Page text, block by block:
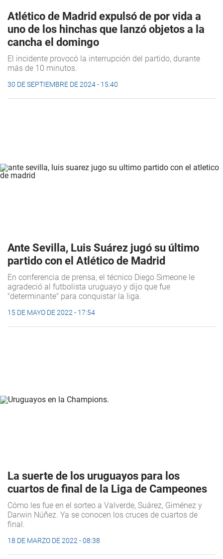
Atlético de Madrid expulsó de por vida a
uno de los hinchas que lanzó objetos a la
cancha el domingo
El incidente provocó la interrupción del partido, durante
más de 10 minutos.
30 DE SEPTIEMBRE DE 2024 - 15:40
Ante Sevilla, Luis Suárez jugó su último
partido con el Atlético de Madrid
En conferencia de prensa, el técnico Diego Simeone le
agradeció al futbolista uruguayo y dijo que fue
"determinante" para conquistar la liga.
15 DE MAYO DE 2022 - 17:54
La suerte de los uruguayos para los
cuartos de final de la Liga de Campeones
Cómo les fue en el sorteo a Valverde, Suárez, Giménez y
Darwin Núñez. Ya se conocen los cruces de cuartos de
final.
18 DE MARZO DE 2022 - 08:38